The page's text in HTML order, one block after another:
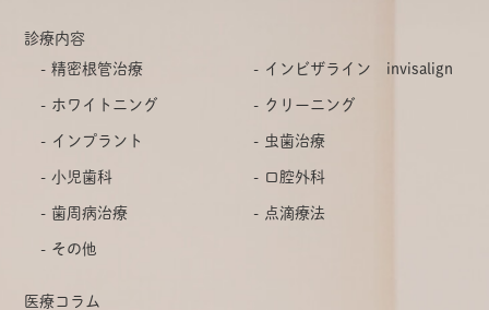
診療内容
精密根管治療
インビザライン invisalign
ホワイトニング クリーニング
インプラント 虫歯治療
小児歯科 口腔外科
歯周病治療 点滴療法
その他
医療コラム